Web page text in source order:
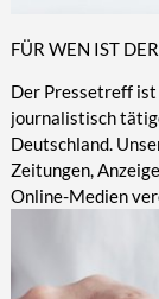
FÜR WEN IST
Der Pressetreff
journalistisch
Deutschland.
Zeitungen,
Online-Medien